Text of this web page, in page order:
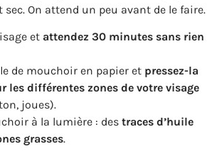
sec. On attend un peu avant de le faire.
et attendez 30 minutes sans rien
de mouchoir en papier et pressez-la
les différentes zones de votre visage
joues).
à la lumière : des traces d’huile
grasses.